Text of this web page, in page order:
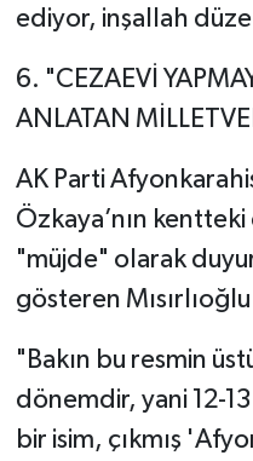
ediyor, inşallah
​6. "CEZAEVİ
ANLATAN
​AK Parti
Özkaya’nın
"müjde" olarak
gösteren
​"Bakın bu resmin
dönemdir, yani 12-
bir isim, çıkmış